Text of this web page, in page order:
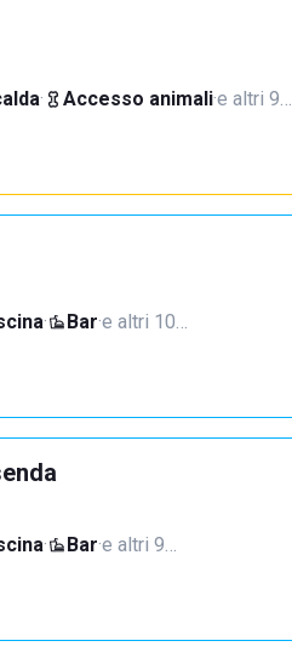
· Accesso animali·e altri 9…
· Bar·e altri 10…
· Bar·e altri 9…